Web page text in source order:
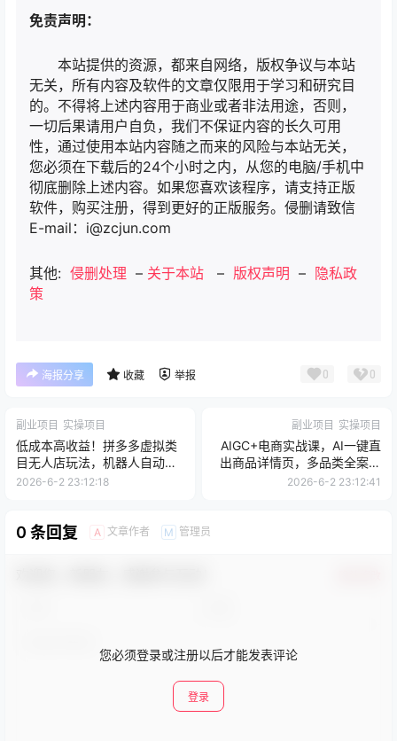
免责声明：
本站提供的资源，都来自网络，版权争议与本站
无关，所有内容及软件的文章仅限用于学习和研究目
的。不得将上述内容用于商业或者非法用途，否则，
一切后果请用户自负，我们不保证内容的长久可用
性，通过使用本站内容随之而来的风险与本站无关，
您必须在下载后的24个小时之内，从您的电脑/手机中
彻底删除上述内容。如果您喜欢该程序，请支持正版
软件，购买注册，得到更好的正版服务。侵删请致信
E-mail：i@zcjun.com
其他: 侵删处理 – 关于本站 – 版权声明 – 隐私政
策
海报分享 收藏 举报 0 0
副业项目 实操项目
低成本高收益！拼多多虚拟类
目无人店玩法，机器人自动处
理订单月入五位数
2026-6-2 23:12:18
副业项目 实操项目
AIGC+电商实战课，AI一键直
出商品详情页，多品类全案例
手把手教学，告别付费美工
2026-6-2 23:12:41
0 条回复 A 文章作者 M 管理员
您必须登录或注册以后才能发表评论
登录